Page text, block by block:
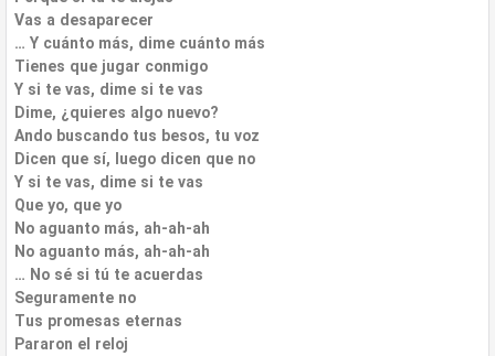
Vas a desaparecer
… Y cuánto más, dime cuánto más
Tienes que jugar conmigo
Y si te vas, dime si te vas
Dime, ¿quieres algo nuevo?
Ando buscando tus besos, tu voz
Dicen que sí, luego dicen que no
Y si te vas, dime si te vas
Que yo, que yo
No aguanto más, ah-ah-ah
No aguanto más, ah-ah-ah
… No sé si tú te acuerdas
Seguramente no
Tus promesas eternas
Pararon el reloj